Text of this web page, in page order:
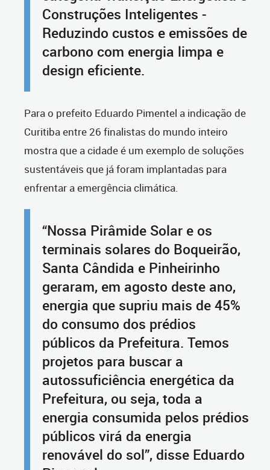
Construções Inteligentes -
Reduzindo custos e emissões de
carbono com energia limpa e
design eficiente.
Para o prefeito Eduardo Pimentel a indicação de
Curitiba entre 26 finalistas do mundo inteiro
mostra que a cidade é um exemplo de soluções
sustentáveis que já foram implantadas para
enfrentar a emergência climática.
“Nossa Pirâmide Solar e os
terminais solares do Boqueirão,
Santa Cândida e Pinheirinho
geraram, em agosto deste ano,
energia que supriu mais de 45%
do consumo dos prédios
públicos da Prefeitura. Temos
projetos para buscar a
autossuficiência energética da
Prefeitura, ou seja, toda a
energia consumida pelos prédios
públicos virá da energia
renovável do sol”, disse Eduardo